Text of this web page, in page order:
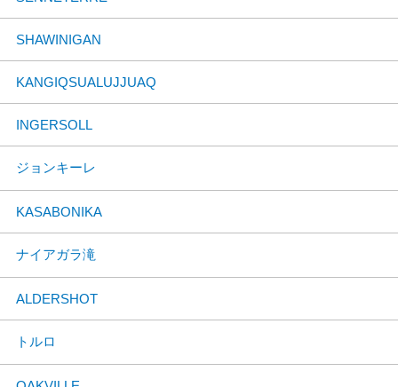
SHAWINIGAN
KANGIQSUALUJJUAQ
INGERSOLL
ジョンキーレ
KASABONIKA
ナイアガラ滝
ALDERSHOT
トルロ